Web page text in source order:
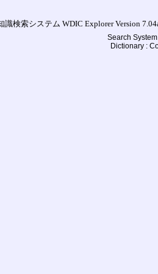
識検索システム WDIC Explorer Version
Search
Dictionary :